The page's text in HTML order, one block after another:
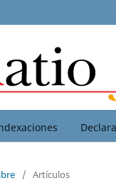
/ Artículos